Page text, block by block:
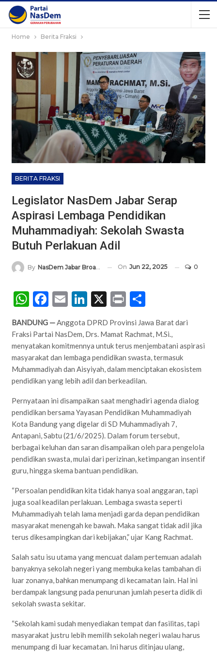
Home Berita Fraksi
BERITA FRAKSI
Legislator NasDem Jabar Serap
Aspirasi Lembaga Pendidikan
Muhammadiyah: Sekolah Swasta
Butuh Perlakuan Adil
By NasDem Jabar Broadcasting Network On Jun 22, 2025 0
WhatsApp
Facebook
EmailLinkedIn
X Print
BANDUNG —Anggota DPRD Provinsi Jawa Barat dari
Fraksi Partai NasDem, Drs. Mamat Rachmat, M.Si.,
menyatakan komitmennya untuk terus menjembatani aspirasi
masyarakat dan lembaga pendidikan swasta, termasuk
Muhammadiyah dan Aisyiyah, dalam menciptakan ekosistem
pendidikan yang lebih adil dan berkeadilan.
Pernyataan ini disampaikan saat menghadiri agenda dialog
pendidikan bersama Yayasan Pendidikan Muhammadiyah
Kota Bandung yang digelar di SD Muhammadiyah 7,
Antapani, Sabtu (21/6/2025). Dalam forum tersebut,
berbagai keluhan dan saran disampaikan oleh para pengelola
pendidikan swasta, mulai dari perizinan, ketimpangan insentif
guru, hingga skema bantuan pendidikan.
“Persoalan pendidikan kita tidak hanya soal anggaran, tapi
juga soal keadilan perlakuan. Lembaga swasta seperti
Muhammadiyah telah lama menjadi garda depan pendidikan
masyarakat menengah ke bawah. Maka sangat tidak adil jika
terus dikesampingkan dari kebijakan,” ujar Kang Rachmat.
Salah satu isu utama yang mencuat dalam pertemuan adalah
banyaknya sekolah negeri yang membuka kelas tambahan di
luar zonanya, bahkan menumpang di kecamatan lain. Hal ini
berdampak langsung pada penurunan jumlah peserta didik di
sekolah swasta sekitar.
“Sekolah kami sudah menyediakan tempat dan fasilitas, tapi
masyarakat justru lebih memilih sekolah negeri walau harus
menumpang di luar kecamatan. Ini harus ditinjau ulang,